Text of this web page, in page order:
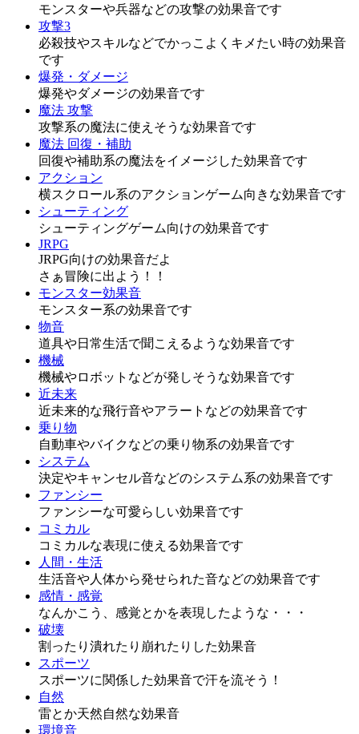
モンスターや兵器などの攻撃の効果音です
攻撃3
必殺技やスキルなどでかっこよくキメたい時の効果音
です
爆発・ダメージ
爆発やダメージの効果音です
魔法 攻撃
攻撃系の魔法に使えそうな効果音です
魔法 回復・補助
回復や補助系の魔法をイメージした効果音です
アクション
横スクロール系のアクションゲーム向きな効果音です
シューティング
シューティングゲーム向けの効果音です
JRPG
JRPG向けの効果音だよ
さぁ冒険に出よう！！
モンスター効果音
モンスター系の効果音です
物音
道具や日常生活で聞こえるような効果音です
機械
機械やロボットなどが発しそうな効果音です
近未来
近未来的な飛行音やアラートなどの効果音です
乗り物
自動車やバイクなどの乗り物系の効果音です
システム
決定やキャンセル音などのシステム系の効果音です
ファンシー
ファンシーな可愛らしい効果音です
コミカル
コミカルな表現に使える効果音です
人間・生活
生活音や人体から発せられた音などの効果音です
感情・感覚
なんかこう、感覚とかを表現したような・・・
破壊
割ったり潰れたり崩れたりした効果音
スポーツ
スポーツに関係した効果音で汗を流そう！
自然
雷とか天然自然な効果音
環境音